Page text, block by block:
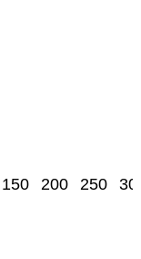
150 200 250